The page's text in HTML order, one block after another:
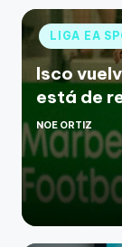
LIGA EA
Isco
está de
NOE ORTIZ